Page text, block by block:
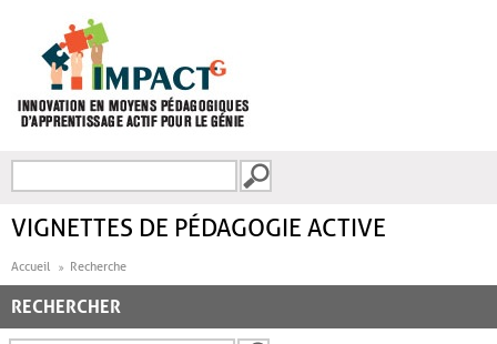
FORMULAIRE DE
VIGNETTES DE PÉDAGOGIE ACTIVE
Accueil Recherche
RECHERCHER